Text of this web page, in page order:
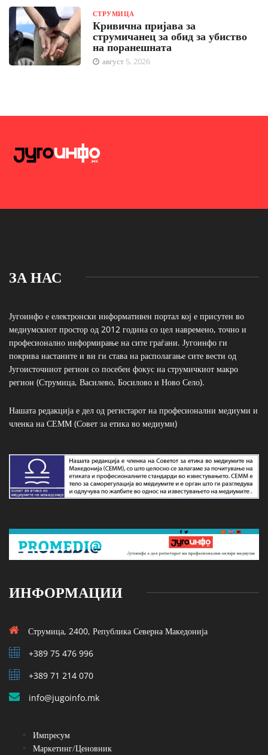
СТРУМИЦА
Кривична пријава за
струмичанец за обид за убиство
на поранешната
август 5, 2026
ЗА НАС
Југоинфо е електронски информативен портал кој е присутен во
медиумскиот простор од 2012 година со цел навремено, точно и
професионално информирање на сите граѓани. Југоинфо ги
покрива настаните и ви ги става на располагање сите вести од
Југоисточниот регион со посебен фокус на струмичкиот макро
регион (Струмица, Василево, Босилово и Ново Село).
Нашата редакција е дел од регистарот на професионални медиуми и
членка на СЕММ (Совет за етика во медиуми)
ИНФОРМАЦИИ
Струмица, 2400, Република Северна Македонија
+389 75 476 996
+389 71 214 070
info@jugoinfo.mk
Импресум
Маркетинг/Ценовник